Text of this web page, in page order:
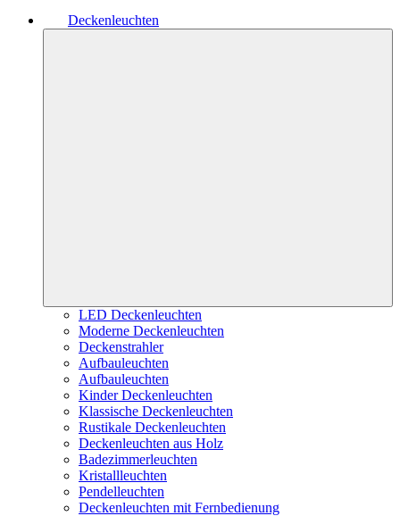
Deckenleuchten
LED Deckenleuchten
Moderne Deckenleuchten
Deckenstrahler
Aufbauleuchten
Aufbauleuchten
Kinder Deckenleuchten
Klassische Deckenleuchten
Rustikale Deckenleuchten
Deckenleuchten aus Holz
Badezimmerleuchten
Kristallleuchten
Pendelleuchten
Deckenleuchten mit Fernbedienung